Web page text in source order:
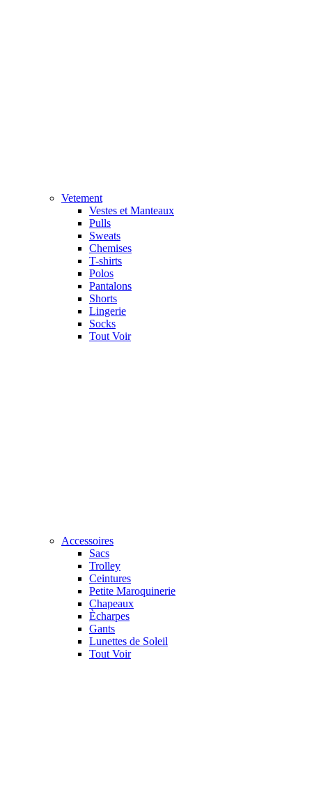
Vetement
Vestes et Manteaux
Pulls
Sweats
Chemises
T-shirts
Polos
Pantalons
Shorts
Lingerie
Socks
Tout Voir
Accessoires
Sacs
Trolley
Ceintures
Petite Maroquinerie
Chapeaux
Ècharpes
Gants
Lunettes de Soleil
Tout Voir